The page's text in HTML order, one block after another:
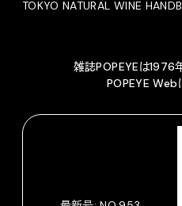
TOKYO NATURAL WINE
雑誌POPEYEは1976
POPEYE Web